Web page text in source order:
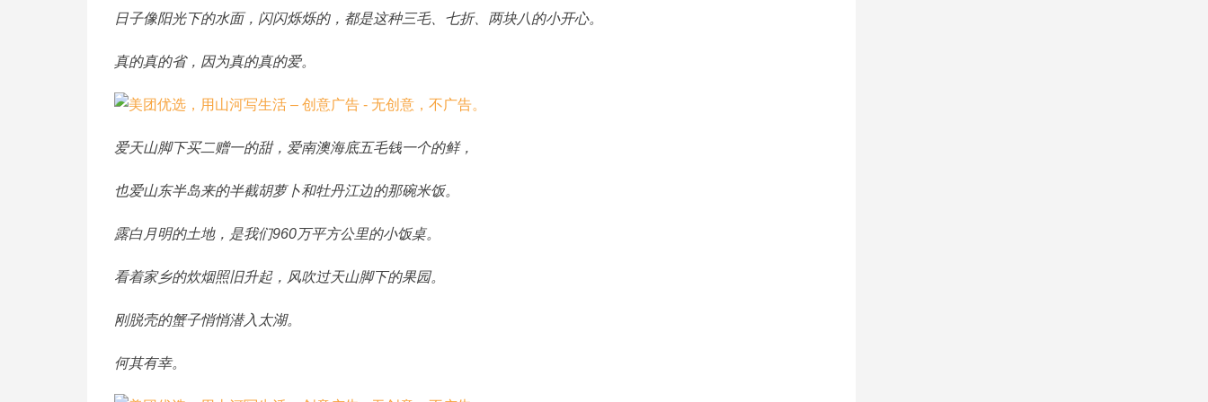
日子像阳光下的水面，闪闪烁烁的，都是这种三毛、七折、两块八的小开心。
真的真的省，因为真的真的爱。
爱天山脚下买二赠一的甜，爱南澳海底五毛钱一个的鲜，
也爱山东半岛来的半截胡萝卜和牡丹江边的那碗米饭。
露白月明的土地，是我们960万平方公里的小饭桌。
看着家乡的炊烟照旧升起，风吹过天山脚下的果园。
刚脱壳的蟹子悄悄潜入太湖。
何其有幸。